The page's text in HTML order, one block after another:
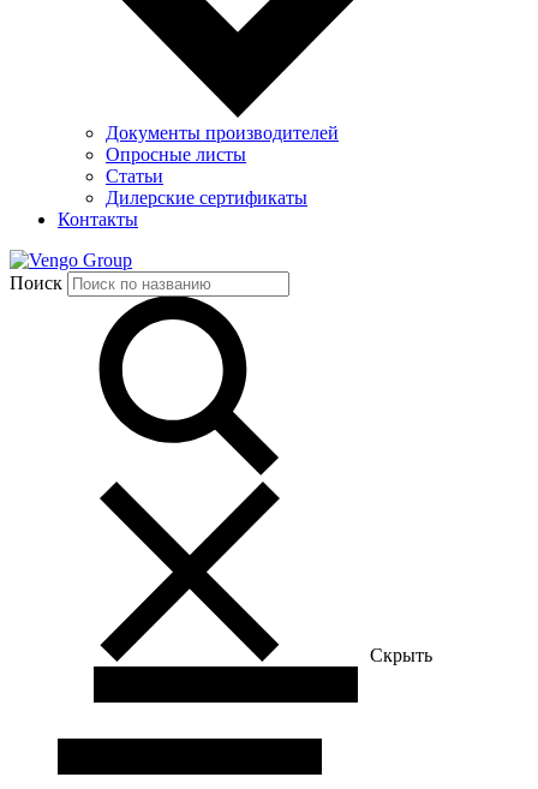
Документы производителей
Опросные листы
Статьи
Дилерские сертификаты
Контакты
Group
Поиск
Скрыть